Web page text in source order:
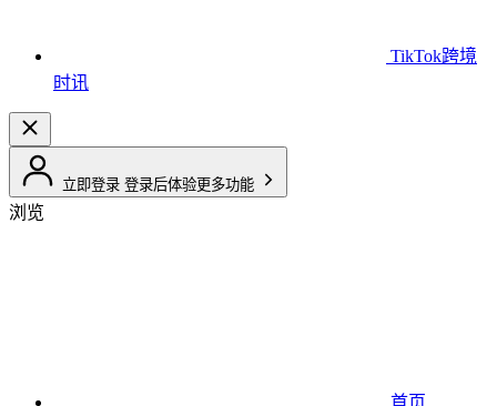
TikTok跨境
时讯
立即登录 登录后体验更多功能
浏览
首页